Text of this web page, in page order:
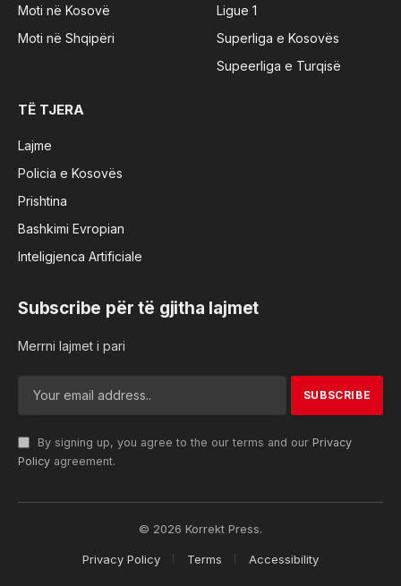
Moti në Kosovë
Moti në Shqipëri
Ligue 1
Superliga e Kosovës
Supeerliga e Turqisë
TË TJERA
Lajme
Policia e Kosovës
Prishtina
Bashkimi Evropian
Inteligjenca Artificiale
Subscribe për të gjitha lajmet
Merrni lajmet i pari
By signing up, you agree to the our terms and our Privacy
Policy agreement.
© 2026 Korrekt Press.
Privacy Policy Terms Accessibility